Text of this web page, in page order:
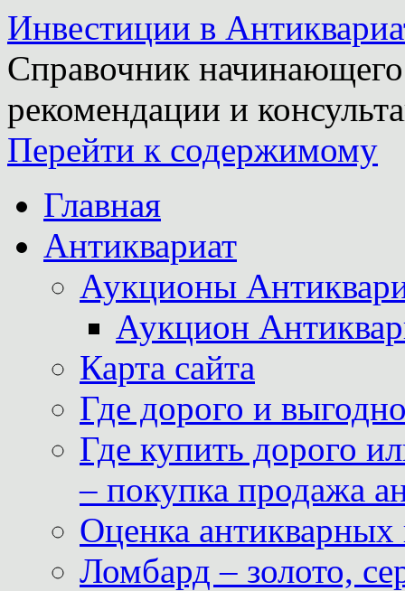
Инвестиции в
Справочник
рекомендации и
Перейти к содержимому
Главная
Антиквариат
Аукционы
Аукцион
Карта сайта
Где дорого и
Где купить дорого
– покупка продажа
Оценка антикварных
Ломбард – золото,